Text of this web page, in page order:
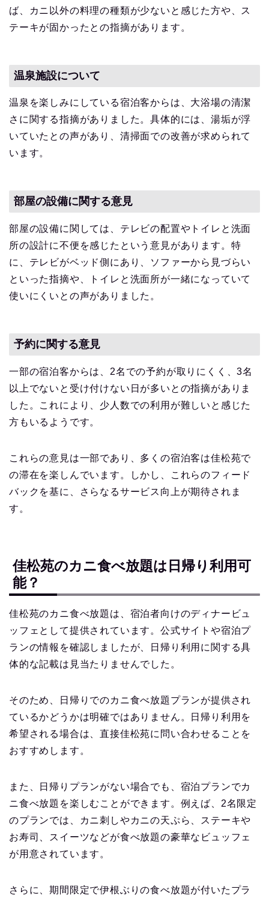
ば、カニ以外の料理の種類が少ないと感じた方や、ス
テーキが固かったとの指摘があります。
温泉施設について
温泉を楽しみにしている宿泊客からは、大浴場の清潔
さに関する指摘がありました。具体的には、湯垢が浮
いていたとの声があり、清掃面での改善が求められて
います。
部屋の設備に関する意見
部屋の設備に関しては、テレビの配置やトイレと洗面
所の設計に不便を感じたという意見があります。特
に、テレビがベッド側にあり、ソファーから見づらい
といった指摘や、トイレと洗面所が一緒になっていて
使いにくいとの声がありました。
予約に関する意見
一部の宿泊客からは、2名での予約が取りにくく、3名
以上でないと受け付けない日が多いとの指摘がありま
した。これにより、少人数での利用が難しいと感じた
方もいるようです。
これらの意見は一部であり、多くの宿泊客は佳松苑で
の滞在を楽しんでいます。しかし、これらのフィード
バックを基に、さらなるサービス向上が期待されま
す。
佳松苑のカニ食べ放題は日帰り利用可
能？
佳松苑のカニ食べ放題は、宿泊者向けのディナービュ
ッフェとして提供されています。公式サイトや宿泊プ
ランの情報を確認しましたが、日帰り利用に関する具
体的な記載は見当たりませんでした。
そのため、日帰りでのカニ食べ放題プランが提供され
ているかどうかは明確ではありません。日帰り利用を
希望される場合は、直接佳松苑に問い合わせることを
おすすめします。
また、日帰りプランがない場合でも、宿泊プランでカ
ニ食べ放題を楽しむことができます。例えば、2名限定
のプランでは、カニ刺しやカニの天ぷら、ステーキや
お寿司、スイーツなどが食べ放題の豪華なビュッフェ
が用意されています。
さらに、期間限定で伊根ぶりの食べ放題が付いたプラ